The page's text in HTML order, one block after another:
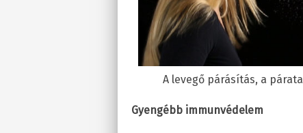
A levegő párásítás, a
Gyengébb immunvédelem